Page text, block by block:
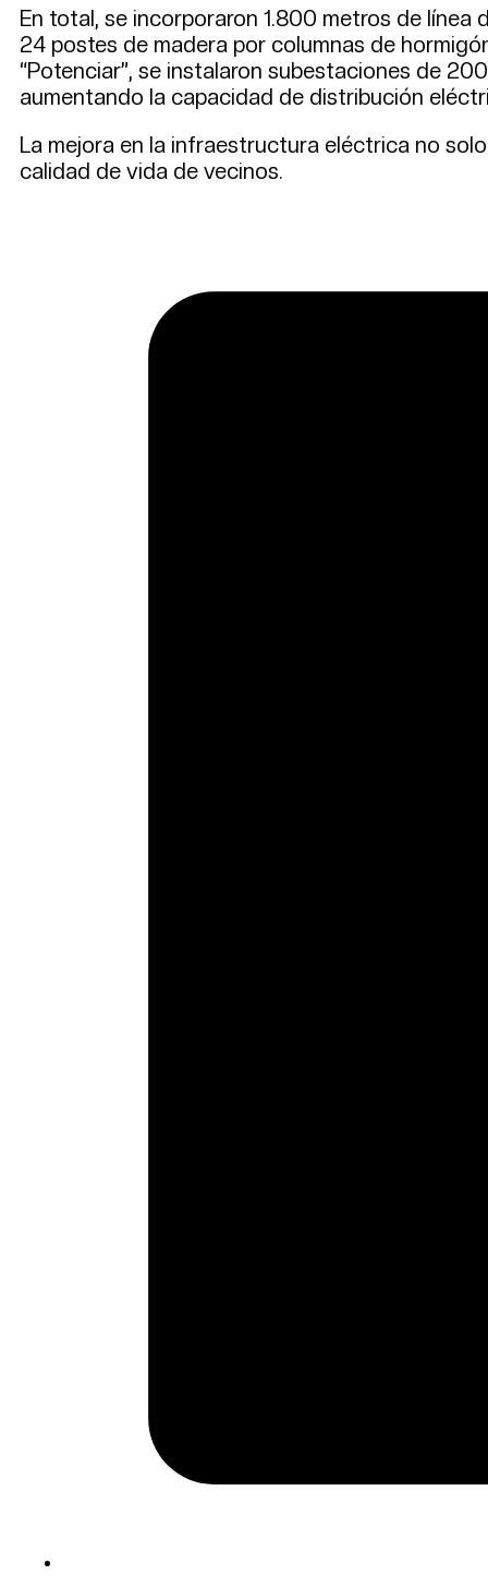
En total, se incorporaron 1.800 metros de línea
24 postes de madera por columnas de
“Potenciar”, se instalaron subestaciones de
aumentando la capacidad de distribución
La mejora en la infraestructura eléctrica no
calidad de vida de vecinos.